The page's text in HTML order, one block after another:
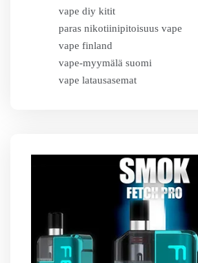
vape diy kitit
paras nikotiinipitoisuus vape
vape finland
vape-myymälä suomi
vape latausasemat